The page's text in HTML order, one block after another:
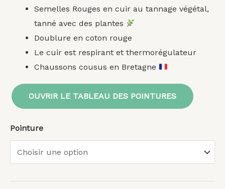
Semelles Rouges en cuir au tannage végétal,
tanné avec des plantes
Doublure en coton rouge
Le cuir est respirant et thermorégulateur
Chaussons cousus en Bretagne
OUVRIR LE TABLEAU DES POINTURES
Pointure